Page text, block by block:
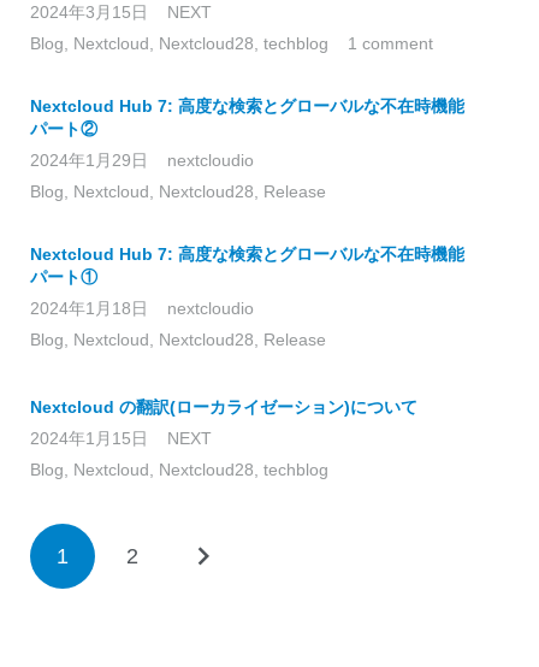
2024年3月15日
NEXT
Blog
Nextcloud Nextcloud28 techblog 1 comment
Nextcloud Hub 7: 高度な検索とグローバルな不在時機能
パート②
2024年1月29日
nextcloudio
Blog
Nextcloud Nextcloud28 Release
Nextcloud Hub 7: 高度な検索とグローバルな不在時機能
パート①
2024年1月18日
nextcloudio
Blog
Nextcloud Nextcloud28 Release
Nextcloud の翻訳(ローカライゼーション)について
2024年1月15日
NEXT
Blog
Nextcloud Nextcloud28 techblog
1 2